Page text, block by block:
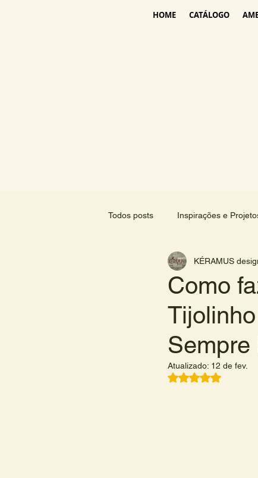
HOME CATÁLOGO
Todos posts Inspirações e
Como
Sempre
KÉRAMUS
Atualizado: 12 de fev.
Avaliado com